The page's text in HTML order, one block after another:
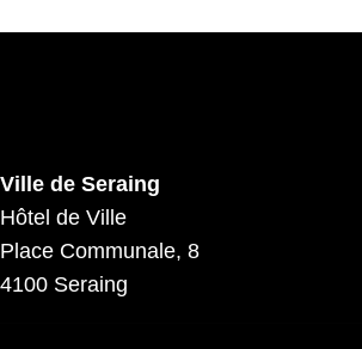
Ville de Seraing
Hôtel de Ville
Place Communale, 8
4100 Seraing